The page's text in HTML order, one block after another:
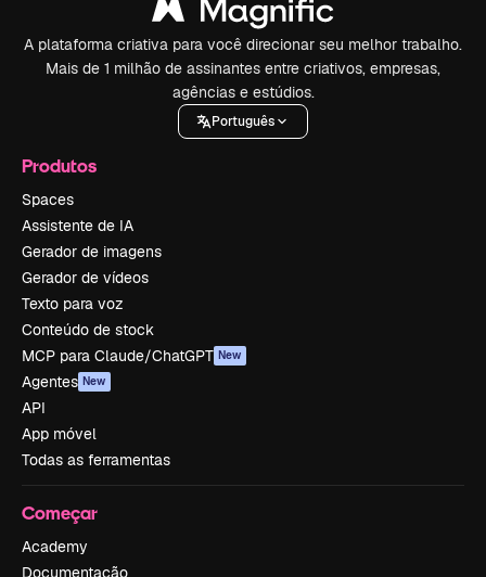
A plataforma criativa para você direcionar seu melhor trabalho.
Mais de 1 milhão de assinantes entre criativos, empresas,
agências e estúdios.
Português
Produtos
Spaces
Assistente de IA
Gerador de imagens
Gerador de vídeos
Texto para voz
Conteúdo de stock
MCP para Claude/ChatGPT New
Agentes New
API
App móvel
Todas as ferramentas
Começar
Academy
Documentação